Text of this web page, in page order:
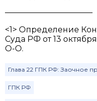
———————————
<1> Определение
Суда РФ от 13
О-О.
Глава 22 ГПК РФ: Заочное
ГПК РФ